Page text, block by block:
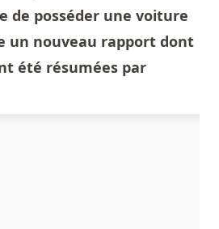
de posséder une voiture
un nouveau rapport dont
été résumées par